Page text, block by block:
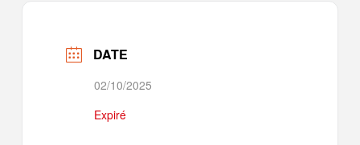
DATE
02/10/2025
Expiré